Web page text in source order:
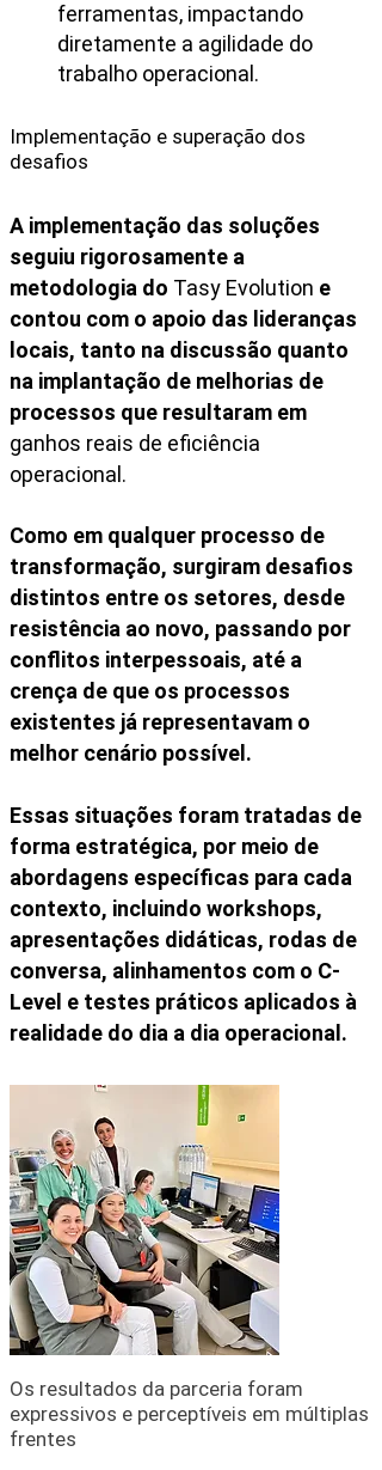
ferramentas, impactando
diretamente a agilidade do
trabalho operacional.
Implementação e superação dos
desafios
A implementação das soluções
seguiu rigorosamente a
metodologia do Tasy Evolution e
contou com o apoio das lideranças
locais, tanto na discussão quanto
na implantação de melhorias de
processos que resultaram em
ganhos reais de eficiência
operacional.
Como em qualquer processo de
transformação, surgiram desafios
distintos entre os setores, desde
resistência ao novo, passando por
conflitos interpessoais, até a
crença de que os processos
existentes já representavam o
melhor cenário possível.
Essas situações foram tratadas de
forma estratégica, por meio de
abordagens específicas para cada
contexto, incluindo workshops,
apresentações didáticas, rodas de
conversa, alinhamentos com o C-
Level e testes práticos aplicados à
realidade do dia a dia operacional.
Os resultados da parceria foram
expressivos e perceptíveis em múltiplas
frentes